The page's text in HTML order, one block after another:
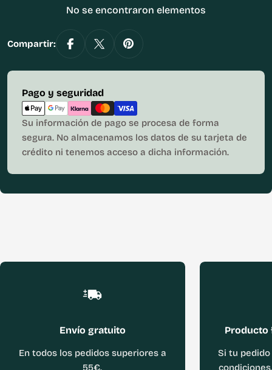
No se encontraron elementos
Compartir:
Pago y seguridad
Métodos
de
pago
Su información de pago se procesa de forma
segura. No almacenamos los datos de su tarjeta de
crédito ni tenemos acceso a dicha información.
Envío gratuito
En todos los pedidos superiores a
55€.
Producto
Si tu